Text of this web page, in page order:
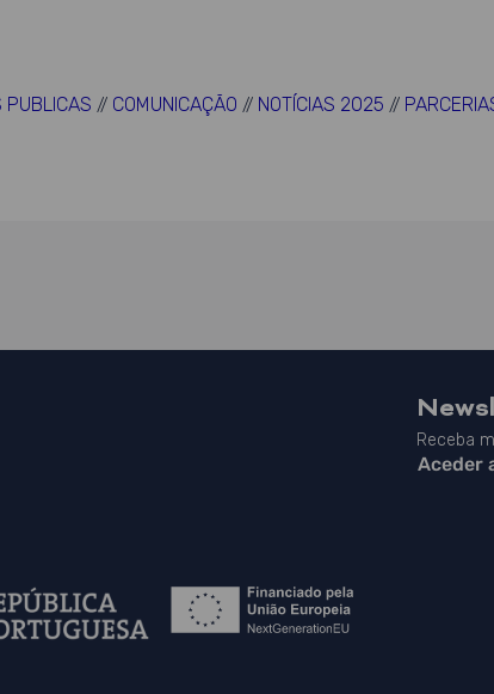
PUBLICAS // COMUNICAÇÃO // NOTÍCIAS 2025 //
Receba
Aceder